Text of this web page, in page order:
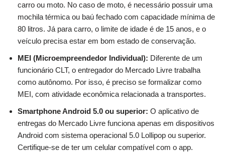
carro ou moto. No caso de moto, é necessário possuir uma
mochila térmica ou baú fechado com capacidade mínima de
80 litros. Já para carro, o limite de idade é de 15 anos, e o
veículo precisa estar em bom estado de conservação.
MEI (Microempreendedor Individual): Diferente de um
funcionário CLT, o entregador do Mercado Livre trabalha
como autônomo. Por isso, é preciso se formalizar como
MEI, com atividade econômica relacionada a transportes.
Smartphone Android 5.0 ou superior: O aplicativo de
entregas do Mercado Livre funciona apenas em dispositivos
Android com sistema operacional 5.0 Lollipop ou superior.
Certifique-se de ter um celular compatível com o app.